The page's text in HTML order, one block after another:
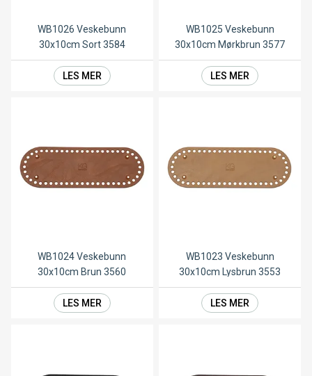
WB1026 Veskebunn
30x10cm Sort 3584
LES MER
WB1025 Veskebunn
30x10cm Mørkbrun 3577
LES MER
WB1024 Veskebunn
30x10cm Brun 3560
LES MER
WB1023 Veskebunn
30x10cm Lysbrun 3553
LES MER